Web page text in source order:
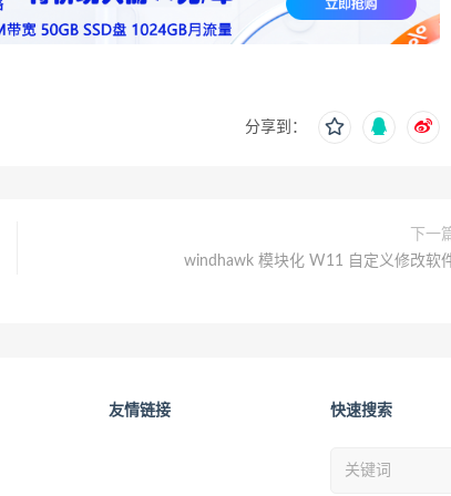
分享到：
下一
windhawk 模块化 W11 自定义修改软
友情链接 快速搜索